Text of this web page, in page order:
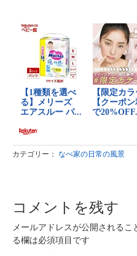
カテゴリー： なべ家の日常の風景
コメントを残す
メールアドレスが公開されるこ
る欄は必須項目です